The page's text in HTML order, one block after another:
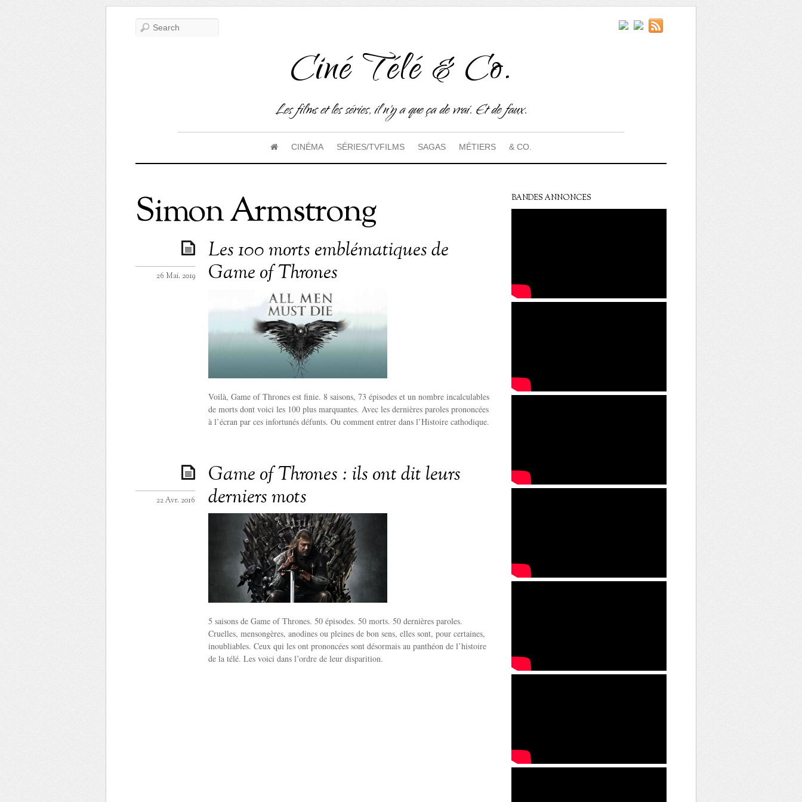
Ciné Télé & Co.
Les films et les séries, il n'y a que ça de vrai. Et de faux.
CINÉMA SÉRIES/TVFILMS SAGAS MÉTIERS & CO.
Simon Armstrong
Les 100 morts emblématiques de
Game of Thrones
26 Mai. 2019
Voilà, Game of Thrones est finie. 8 saisons, 73 épisodes et un nombre incalculables
de morts dont voici les 100 plus marquantes. Avec les dernières paroles prononcées
à l’écran par ces infortunés défunts. Ou comment entrer dans l’Histoire cathodique.
Game of Thrones : ils ont dit leurs
derniers mots
22 Avr. 2016
5 saisons de Game of Thrones. 50 épisodes. 50 morts. 50 dernières paroles.
Cruelles, mensongères, anodines ou pleines de bon sens, elles sont, pour certaines,
inoubliables. Ceux qui les ont prononcées sont désormais au panthéon de l’histoire
de la télé. Les voici dans l’ordre de leur disparition.
BANDES ANNONCES